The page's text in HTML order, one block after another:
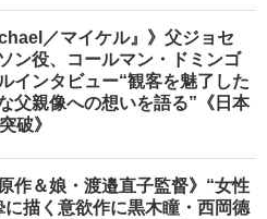
／マイケル』》父ジョセ
ン役、コールマン・ドミンゴ
インタビュー“観客を魅了した
父親像への想いを語る”《日本
破》
作＆娘・渡邉直子監督》“女性
に描く意欲作に黒木瞳・西岡德